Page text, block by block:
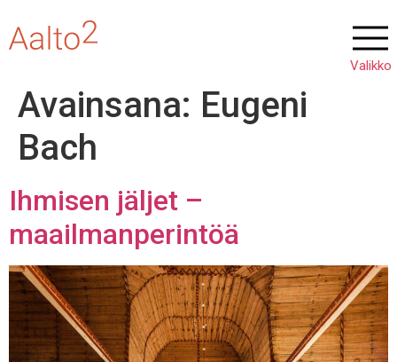
Avainsana: Eugeni
Bach
Ihmisen jäljet –
maailmanperintöä